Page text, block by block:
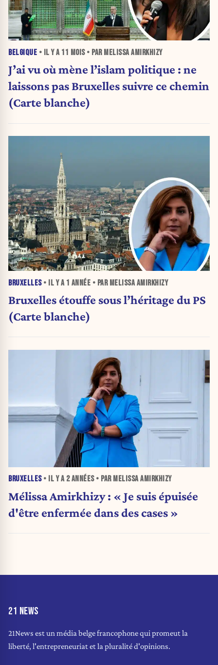
BELGIQUE • IL Y A 11 MOIS• PAR MELISSA AMIRKHIZY
J’ai vu où mène l’islam politique : ne
laissons pas Bruxelles suivre ce chemin
(Carte blanche)
BRUXELLES• IL Y A 1 ANNÉE • PAR MELISSA AMIRKHIZY
Bruxelles étouffe sous l’héritage du PS
(Carte blanche)
BRUXELLES• IL Y A 2 ANNÉES• PAR MELISSA AMIRKHIZY
Mélissa Amirkhizy : « Je suis épuisée
d'être enfermée dans des cases »
21 NEWS
21News est un média belge francophone qui promeut la
liberté, l'entrepreneuriat et la pluralité d'opinions.